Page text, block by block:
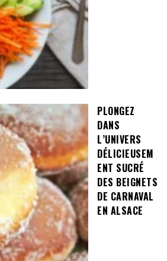
PLONGEZ
DANS
L’UNIVERS
DÉLICIEUSEM
ENT SUCRÉ
DES BEIGNETS
DE CARNAVAL
EN ALSACE